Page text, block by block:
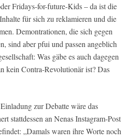
Fridays-for-future-Kids – da ist die
für sich zu reklamieren und die
Demontrationen, die sich gegen
sind aber pfui und passen angeblich
Was gäbe es auch dagegen
kein Contra-Revolutionär ist? Das
zur Debatte wäre das
stattdessen an Nenas Instagram-Post
„Damals waren ihre Worte noch